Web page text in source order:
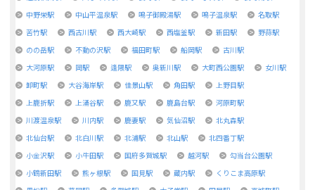
中野栄駅
中山平温泉駅 鳴子御殿湯駅 鳴子温泉駅
名取駅
苦竹駅
西古川駅 西大崎駅 西塩釜駅 新田駅
野蒜駅
のの岳駅
不動の沢駅 福田町駅 船岡駅
古川駅
大河原駅
岡駅 逢隈駅 奥新川駅 大町西公園駅
女川駅
卸町駅
大谷海岸駅 佳景山駅 角田駅
上野目駅
上鹿折駅
上涌谷駅 鹿又駅 鹿島台駅
河原町駅
川渡温泉駅
川内駅 鹿妻駅 気仙沼駅
北丸森駅
北仙台駅
北白川駅 北浦駅 北山駅
北四番丁駅
小金沢駅
小牛田駅 国府多賀城駅 越河駅
勾当台公園駅
小鶴新田駅
熊ヶ根駅 国見駅 蔵内駅
くりこま高原駅